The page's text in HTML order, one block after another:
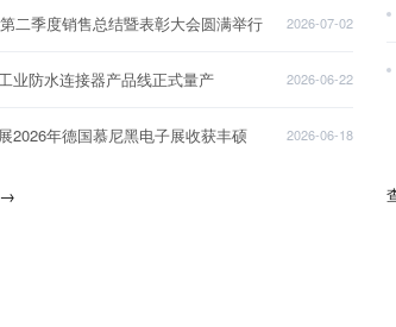
二季度销售总结暨表彰大会圆满举行 2026-07-02
业防水连接器产品线正式量产 2026-06-22
2026年德国慕尼黑电子展收获丰硕 2026-06-18
→